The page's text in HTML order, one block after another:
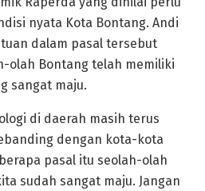
nyata Kota Bontang. Andi
dalam pasal tersebut
olah Bontang telah memiliki
sangat maju.
di daerah masih terus
dengan kota-kota
pasal itu seolah-olah
sudah sangat maju. Jangan